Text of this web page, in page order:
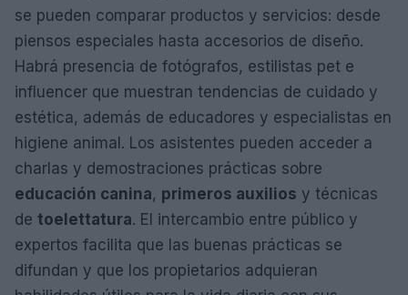
se pueden comparar productos y servicios: desde
piensos especiales hasta accesorios de diseño.
Habrá presencia de fotógrafos, estilistas pet e
influencer que muestran tendencias de cuidado y
estética, además de educadores y especialistas en
higiene animal. Los asistentes pueden acceder a
charlas y demostraciones prácticas sobre
educación canina, primeros auxilios y técnicas
de toelettatura. El intercambio entre público y
expertos facilita que las buenas prácticas se
difundan y que los propietarios adquieran